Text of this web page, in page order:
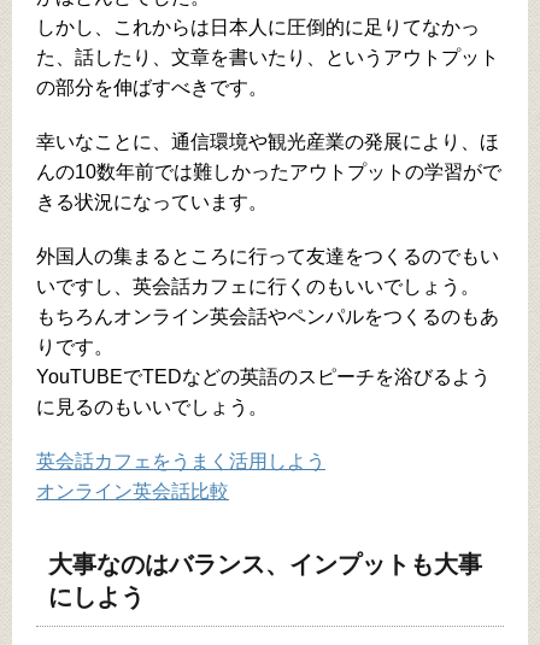
しかし、これからは日本人に圧倒的に足りてなかっ
た、話したり、文章を書いたり、というアウトプット
の部分を伸ばすべきです。
幸いなことに、通信環境や観光産業の発展により、ほ
んの10数年前では難しかったアウトプットの学習がで
きる状況になっています。
外国人の集まるところに行って友達をつくるのでもい
いですし、英会話カフェに行くのもいいでしょう。
もちろんオンライン英会話やペンパルをつくるのもあ
りです。
YouTUBEでTEDなどの英語のスピーチを浴びるよう
に見るのもいいでしょう。
英会話カフェをうまく活用しよう
オンライン英会話比較
大事なのはバランス、インプットも大事
にしよう